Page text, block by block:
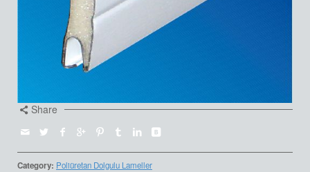
Share
Category: Poliüretan Dolgulu Lameller